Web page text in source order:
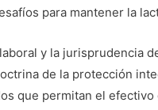
para mantener la
y la jurisprudencia
de la protección
que permitan el